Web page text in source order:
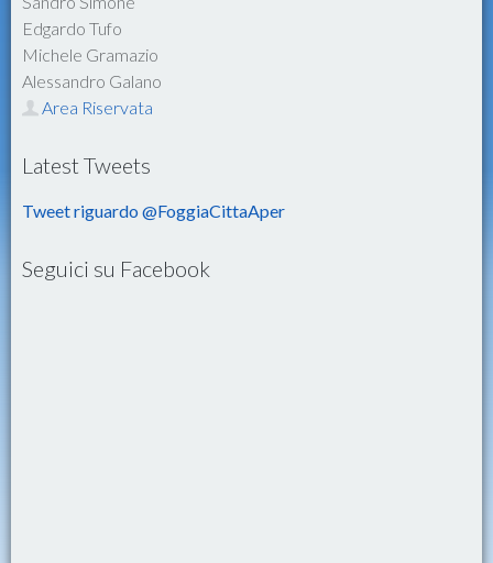
Edgardo Tufo
Michele Gramazio
Alessandro Galano
Area Riservata
Latest Tweets
Tweet riguardo @FoggiaCittaAper
Seguici su Facebook